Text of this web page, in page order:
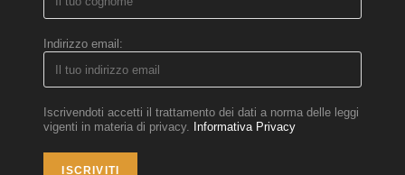
Indirizzo email:
Iscrivendoti accetti il trattamento dei dati a norma delle leggi
vigenti in materia di privacy. Informativa Privacy